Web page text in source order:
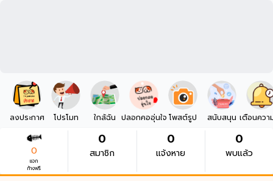
ลงประกาศ โปรโมท ใกล้ฉัน ปลอกคออุ่นใจ โพสต์รูป สนับสนุน เตือนควา
0
แจก
ก้างฟรี
0
สมาชิก
0
แจ้งหาย
0
พบแล้ว